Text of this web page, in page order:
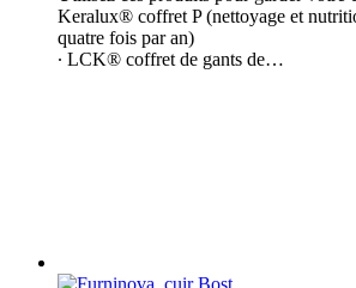
Keralux® coffret P (nettoyage et
quatre fois par an)
∙ LCK® coffret de gants de…